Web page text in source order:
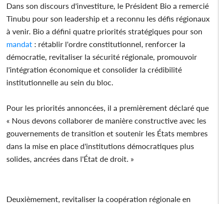
Dans son discours d'investiture, le Président Bio a remercié
Tinubu pour son leadership et a reconnu les défis régionaux
à venir. Bio a défini quatre priorités stratégiques pour son
mandat : rétablir l'ordre constitutionnel, renforcer la
démocratie, revitaliser la sécurité régionale, promouvoir
l'intégration économique et consolider la crédibilité
institutionnelle au sein du bloc.
Pour les priorités annoncées, il a premièrement déclaré que
« Nous devons collaborer de manière constructive avec les
gouvernements de transition et soutenir les États membres
dans la mise en place d'institutions démocratiques plus
solides, ancrées dans l'État de droit. »
Deuxièmement, revitaliser la coopération régionale en